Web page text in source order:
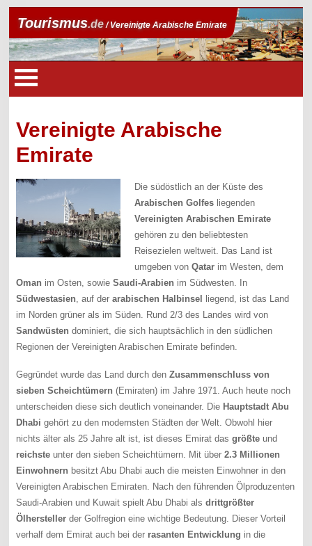
Tourismus.de/ Vereinigte Arabische Emirate
Vereinigte Arabische
Emirate
Die südöstlich an der Küste des
Arabischen Golfes liegenden
Vereinigten Arabischen Emirate
gehören zu den beliebtesten
Reisezielen weltweit. Das Land ist
umgeben vonQatar im Westen, dem
Oman im Osten, sowieSaudi-Arabien im Südwesten. In
Südwestasien, auf derarabischen Halbinsel
liegend, ist das Land
im Norden grüner als im Süden. Rund 2/3 des Landes wird von
Sandwüsten dominiert, die sich hauptsächlich in den südlichen
Regionen der Vereinigten Arabischen Emirate befinden.
Gegründet wurde das Land durch denZusammenschluss von
sieben Scheichtümern (Emiraten) im Jahre 1971. Auch heute noch
unterscheiden diese sich deutlich voneinander. Die Hauptstadt Abu
Dhabi gehört zu den modernsten Städten der Welt. Obwohl hier
nichts älter als 25 Jahre alt ist, ist dieses Emirat dasgrößte und
reichste unter den sieben Scheichtümern. Mit über2.3 Millionen
Einwohnern besitzt Abu Dhabi auch die meisten Einwohner in den
Vereinigten Arabischen Emiraten. Nach den führenden Ölproduzenten
Saudi-Arabien und Kuwait spielt Abu Dhabi als drittgrößter
Ölhersteller der Golfregion eine wichtige Bedeutung. Dieser Vorteil
verhalf dem Emirat auch bei der rasanten Entwicklung in die